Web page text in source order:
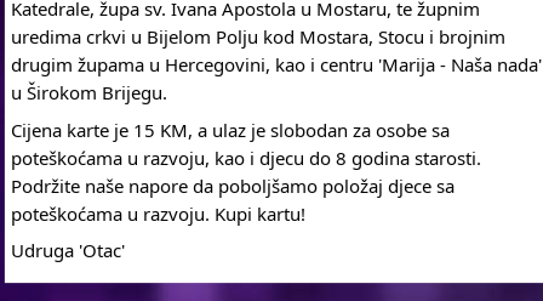
Katedrale, župa sv. Ivana Apostola u Mostaru, te župnim
uredima crkvi u Bijelom Polju kod Mostara, Stocu i brojnim
drugim župama u Hercegovini, kao i centru 'Marija - Naša nada'
u Širokom Brijegu.
Cijena karte je 15 KM, a ulaz je slobodan za osobe sa
poteškoćama u razvoju, kao i djecu do 8 godina starosti.
Podržite naše napore da poboljšamo položaj djece sa
poteškoćama u razvoju. Kupi kartu!
Udruga 'Otac'